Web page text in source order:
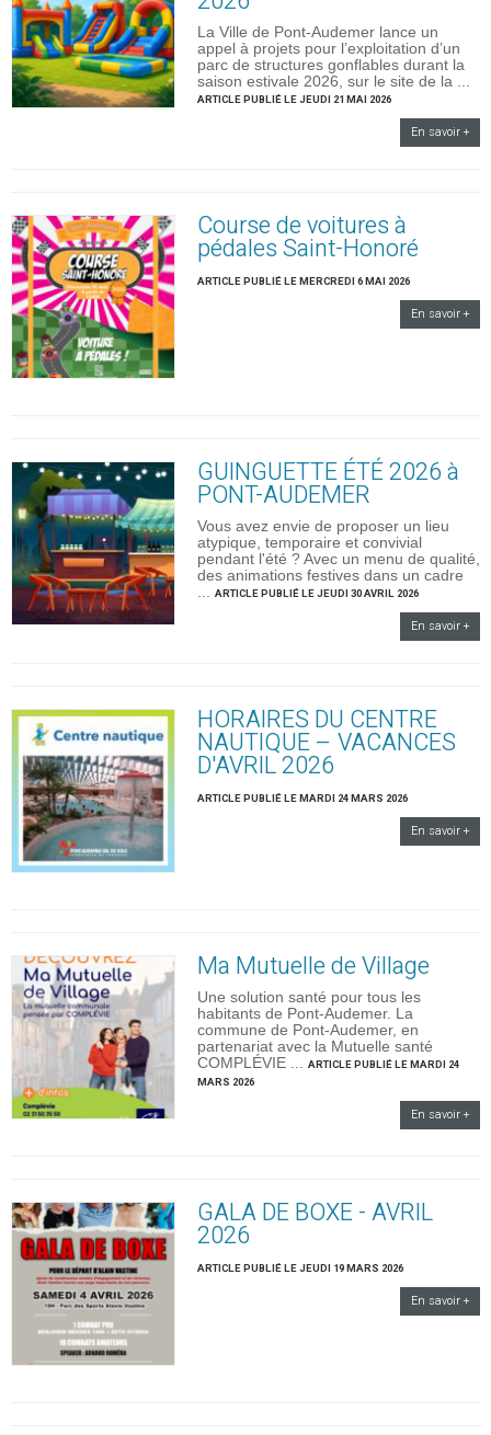
La Ville de Pont-Audemer lance un
appel à projets pour l’exploitation d’un
parc de structures gonflables durant la
saison estivale 2026, sur le site de la ...
ARTICLE PUBLIÉ LE JEUDI 21 MAI 2026
En savoir +
Course de voitures à
pédales Saint-Honoré
ARTICLE PUBLIÉ LE MERCREDI 6 MAI 2026
En savoir +
GUINGUETTE ÉTÉ 2026 à
PONT-AUDEMER
Vous avez envie de proposer un lieu
atypique, temporaire et convivial
pendant l'été ? Avec un menu de qualité,
des animations festives dans un cadre
ARTICLE PUBLIÉ LE JEUDI 30 AVRIL 2026
En savoir +
HORAIRES DU CENTRE
NAUTIQUE – VACANCES
D'AVRIL 2026
ARTICLE PUBLIÉ LE MARDI 24 MARS 2026
En savoir +
Ma Mutuelle de Village
Une solution santé pour tous les
habitants de Pont-Audemer. La
commune de Pont-Audemer, en
partenariat avec la Mutuelle santé
COMPLÉVIE ... ARTICLE PUBLIÉ LE MARDI 24
MARS 2026
En savoir +
GALA DE BOXE - AVRIL
2026
ARTICLE PUBLIÉ LE JEUDI 19 MARS 2026
En savoir +